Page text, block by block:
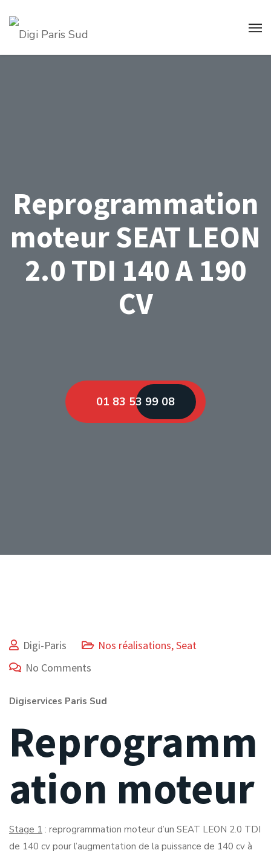
Reprogrammation
moteur SEAT LEON
2.0 TDI 140 A 190
CV
01 83 53 99 08
Digi-Paris Nos réalisations,Seat
No Comments
Digiservices Paris Sud
Reprogramm
ation moteur
Stage 1 : reprogrammation moteur d’un SEAT LEON 2.0 TDI
de 140 cv pour l’augmentation de la puissance de 140 cv à